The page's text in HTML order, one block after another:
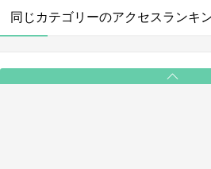
同じカテゴリーのアクセスランキ